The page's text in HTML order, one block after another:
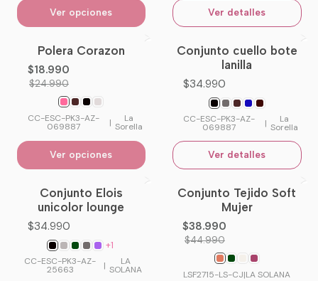
Ver opciones Ver detalles
-24%OFF
Polera Corazon
$18.990
$24.990
CC-ESC-PK3-AZ-
069887 | La
Sorella
Ver opciones
No disponible
Conjunto cuello bote
lanilla
$34.990
CC-ESC-PK3-AZ-
069887 | La
Sorella
Ver detalles
Conjunto Elois
unicolor lounge
$34.990
+1
CC-ESC-PK3-AZ-
25663 | LA
SOLANA
-13%OFF
Conjunto Tejido Soft
Mujer
$38.990
$44.990
LSF2715-LS-CJ|LA SOLANA